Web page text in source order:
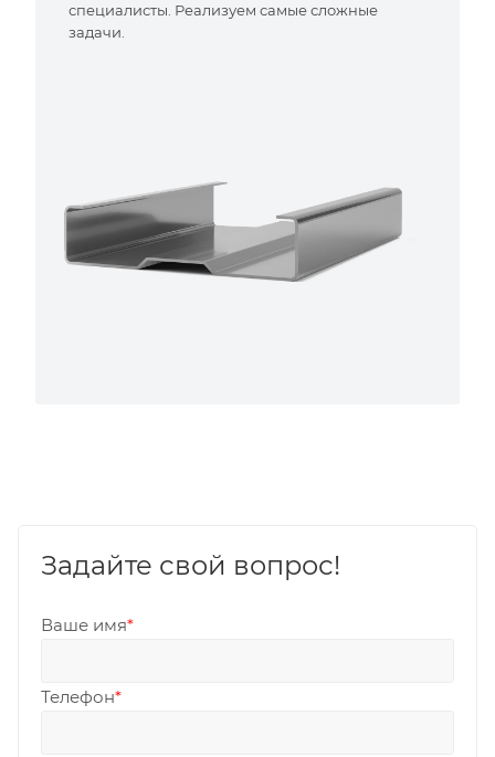
специалисты. Реализуем самые сложные
задачи.
Задайте свой вопрос!
Ваше имя*
Телефон*